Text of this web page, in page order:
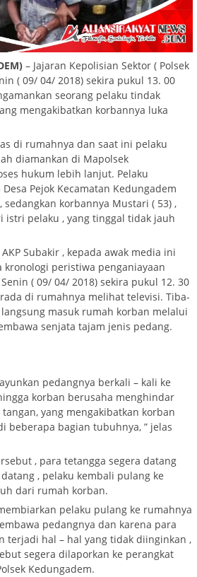
– Jajaran Kepolisian Sektor ( Polsek
( 09/ 04/ 2018) sekira pukul 13. 00
seorang pelaku tindak
mengakibatkan korbannya luka
di rumahnya dan saat ini pelaku
diamankan di Mapolsek
hukum lebih lanjut. Pelaku
Pejok Kecamatan Kedungadem
sedangkan korbannya Mustari ( 53) ,
istri pelaku , yang tinggal tidak jauh
Subakir , kepada awak media ini
kronologi peristiwa penganiayaan
( 09/ 04/ 2018) sekira pukul 12. 30
di rumahnya melihat televisi. Tiba-
masuk rumah korban melalui
senjata tajam jenis pedang.
pedangnya berkali – kali ke
korban berusaha menghindar
yang mengakibatkan korban
beberapa bagian tubuhnya, ” jelas
, para tetangga segera datang
, pelaku kembali pulang ke
dari rumah korban.
pelaku pulang ke rumahnya
pedangnya dan karena para
terjadi hal – hal yang tidak diinginkan ,
segera dilaporkan ke perangkat
Kedungadem.